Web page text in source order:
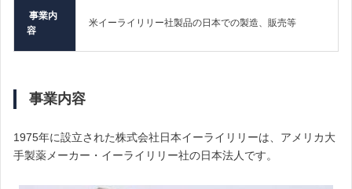
事業内
容
米イーライリリー社製品の日本での製造、販売等
事業内容
1975年に設立された株式会社日本イーライリリーは、アメリカ大
手製薬メーカー・イーライリリー社の日本法人です。